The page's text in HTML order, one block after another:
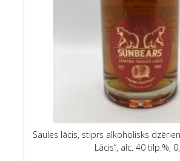
Saules lācis, stiprs alkoholisks
Lācis”, alc. 40 tilp.%,